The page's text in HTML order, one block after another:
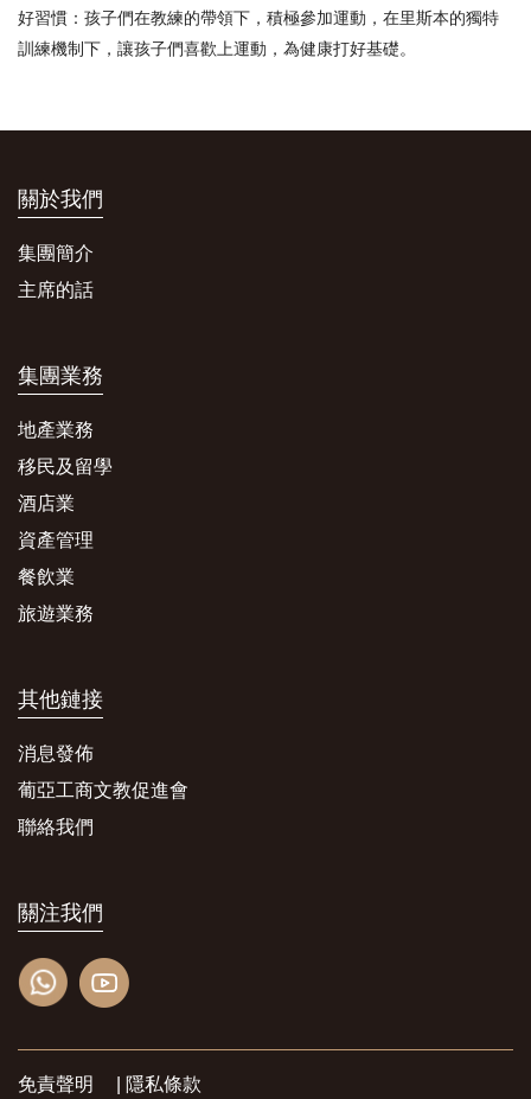
好習慣：孩子們在教練的帶領下，積極參加運動，在里斯本的獨特
訓練機制下，讓孩子們喜歡上運動，為健康打好基礎。
關於我們
集團簡介
主席的話
集團業務
地產業務
移民及留學
酒店業
資產管理
餐飲業
旅遊業務
其他鏈接
消息發佈
葡亞工商文教促進會
聯絡我們
關注我們
免責聲明 隱私條款